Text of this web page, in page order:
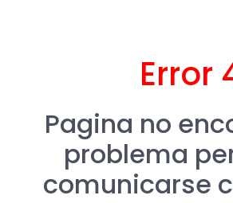
Error
Pagina no
problema
comunicarse